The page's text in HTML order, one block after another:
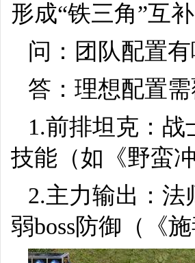
形成“铁三角”互补
问：团队配置
答：理想配置
1.前排坦克：
技能（如《野蛮
2.主力输出：
弱boss防御（《